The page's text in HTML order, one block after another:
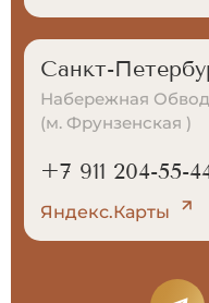
Санкт-
Набережная
(м. Фрунзенская )
+7 911 204-55-
Яндекс.Карты